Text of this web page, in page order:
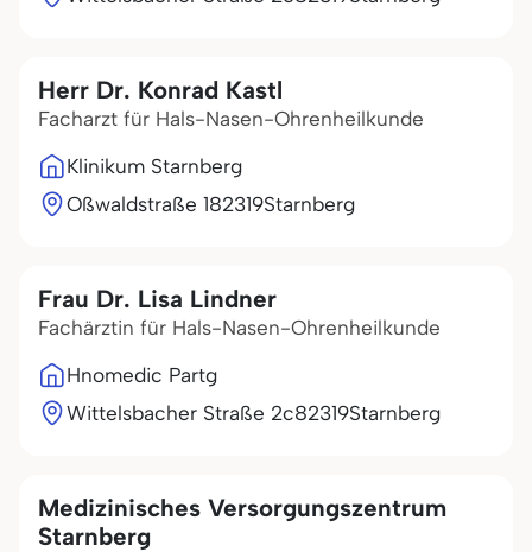
Herr Dr. Konrad Kastl
Facharzt für Hals-Nasen-Ohrenheilkunde
Klinikum Starnberg
Oßwaldstraße 182319Starnberg
Frau Dr. Lisa Lindner
Fachärztin für Hals-Nasen-Ohrenheilkunde
Hnomedic Partg
Wittelsbacher Straße 2c82319Starnberg
Medizinisches Versorgungszentrum
Starnberg